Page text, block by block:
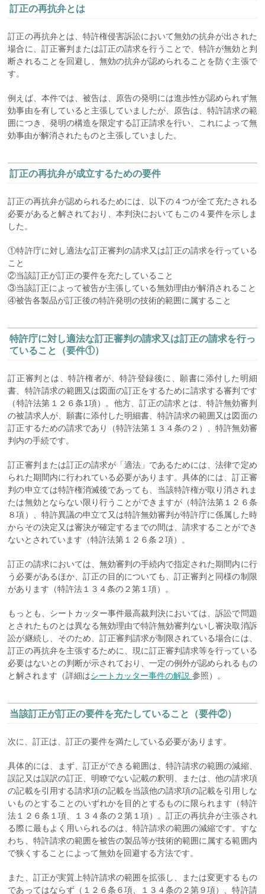
訂正の再抗弁とは
訂正の再抗弁とは、特許権侵害訴訟において無効の抗弁が出された
場合に、訂正審判または訂正の請求を行うことで、特許が無効と判
断されることを回避し、無効の抗弁が認められることを防ぐ主張で
す。
例えば、本件では、被告は、原告の発明には進歩性が認められず無
効事由を有していると主張していましたが、原告は、特許請求の範
囲につき、発明の構造を限定する訂正請求を行い、これによって無
効事由が解消されたものと主張していました。
訂正の再抗弁が成立するための要件
訂正の再抗弁が認められるためには、以下の４つが全て充たされる
必要があると解されており、本判決においてもこの４要件を示しま
した。
①特許庁に対し適法な訂正審判の請求又は訂正の請求を行っている
こと
②当該訂正が訂正の要件を充たしていること
③当該訂正によって被告が主張している無効理由が解消されること
④被告各製品が訂正後の特許発明の技術的範囲に属すること
特許庁に対し適法な訂正審判の請求又は訂正の請求を行っ
ていること（要件①）
訂正審判とは、特許権者が、特許登録後に、願書に添付した明細
書、特許請求の範囲又は図面の訂正をするために請求する審判です
（特許法第１２６条1項）。他方、訂正の請求とは、特許無効審判
の被請求人が、願書に添付した明細書、特許請求の範囲又は図面の
訂正するための請求であり（特許法第１３４条の２）、特許無効審
判内の手続です。
訂正審判または訂正の請求が「適法」であるためには、法律で定め
られた期間内に行われている必要があります。具体的には、訂正審
判の申立ては特許権消滅後であっても、当該特許権が取り消されま
たは無効とならない限り行うことができますが（特許法第１２６条
８項）、特許異議の申立て又は特許無効審判が特許庁に係属した時
からその決定又は審決が確定するまでの間は、請求することができ
ないとされています（特許法第１２６条２項）。
訂正の請求においては、無効審判の手続内で指定された期間内に行
う必要があるほか、訂正の目的についても、訂正審判と同様の制限
があります（特許法１３４条の２第１項）。
もっとも、シートカッター事件最高裁判決においては、訴訟で問題
とされたものとは異なる無効理由で特許無効審判ないし審決取消訴
訟が継続し、そのため、訂正審判請求が制限されている場合には、
訂正の再抗弁を主張するために、現に訂正審判請求等を行っている
必要はないとの判断が示されており、一定の例外が認められるもの
と解されます（詳細はシートカッター事件の解説参照）。
当該訂正が訂正の要件を充たしていること（要件②）
次に、訂正は、訂正の要件を満たしている必要があります。
具体的には、まず、訂正ができる範囲は、特許請求の範囲の減縮、
誤記又は誤訳の訂正、明瞭でない記載の釈明、または、他の請求項
の記載を引用する請求項の記載を当該他の請求項の記載を引用しな
いものとすることのいずれかを目的とするものに限られます（特許
法１２６条１項、１３４条の２第１項）。訂正の再抗弁が主張され
る際に最もよく用いられるのは、特許請求の範囲の減縮です。すな
わち、特許請求の範囲を被告の製品等が技術的範囲に属する範囲内
で狭くすることによって無効を回避する方法です。
また、訂正が実質上特許請求の範囲を拡張し、または変更するもの
であってはならず（１２６条６項、１３４条の２第９項）、特許請